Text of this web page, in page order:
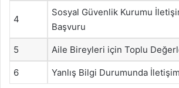
4
Sosyal Güvenlik Kurumu
Başvuru
5 Aile Bireyleri için Toplu
6 Yanlış Bilgi Durumunda